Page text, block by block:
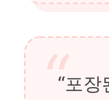
“포